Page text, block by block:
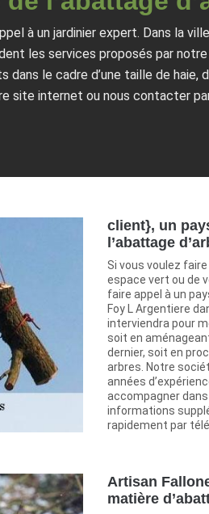
à un jardinier expert. Dans la
les services proposés par
le cadre d’une taille de haie,
site internet ou nous contacter
client}, un
l’abattage
Si vous voulez
espace vert ou de
faire appel à un
Foy L Argentiere
interviendra pour
soit en
dernier, soit en
arbres. Notre
années
accompagner
informations
rapidement par
Artisan
matière